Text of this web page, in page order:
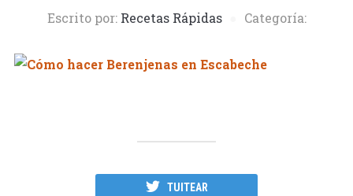
Escrito por: Recetas Rápidas Categoría:
TUITEAR